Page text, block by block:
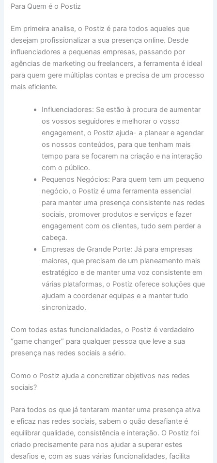
Para Quem é o Postiz
Em primeira analise, o Postiz é para todos aqueles que
desejam profissionalizar a sua presença online. Desde
influenciadores a pequenas empresas, passando por
agências de marketing ou freelancers, a ferramenta é ideal
para quem gere múltiplas contas e precisa de um processo
mais eficiente.
Influenciadores: Se estão à procura de aumentar
os vossos seguidores e melhorar o vosso
engagement, o Postiz ajuda- a planear e agendar
os nossos conteúdos, para que tenham mais
tempo para se focarem na criação e na interação
com o público.
Pequenos Negócios: Para quem tem um pequeno
negócio, o Postiz é uma ferramenta essencial
para manter uma presença consistente nas redes
sociais, promover produtos e serviços e fazer
engagement com os clientes, tudo sem perder a
cabeça.
Empresas de Grande Porte: Já para empresas
maiores, que precisam de um planeamento mais
estratégico e de manter uma voz consistente em
várias plataformas, o Postiz oferece soluções que
ajudam a coordenar equipas e a manter tudo
sincronizado.
Com todas estas funcionalidades, o Postiz é verdadeiro
“game changer” para qualquer pessoa que leve a sua
presença nas redes sociais a sério.
Como o Postiz ajuda a concretizar objetivos nas redes
sociais?
Para todos os que já tentaram manter uma presença ativa
e eficaz nas redes sociais, sabem o quão desafiante é
equilibrar qualidade, consistência e interação. O Postiz foi
criado precisamente para nos ajudar a superar estes
desafios e, com as suas várias funcionalidades, facilita